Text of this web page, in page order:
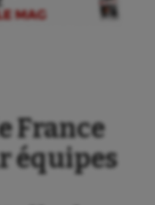
France
équipes